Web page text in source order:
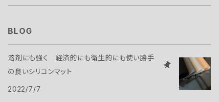
BLOG
溶剤にも強く 経済的にも衛生的にも使い勝手
の良いシリコンマット
2022/7/7